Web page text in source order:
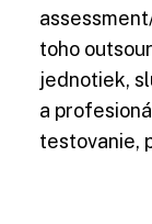
toho
jednotiek,
a
testovanie,